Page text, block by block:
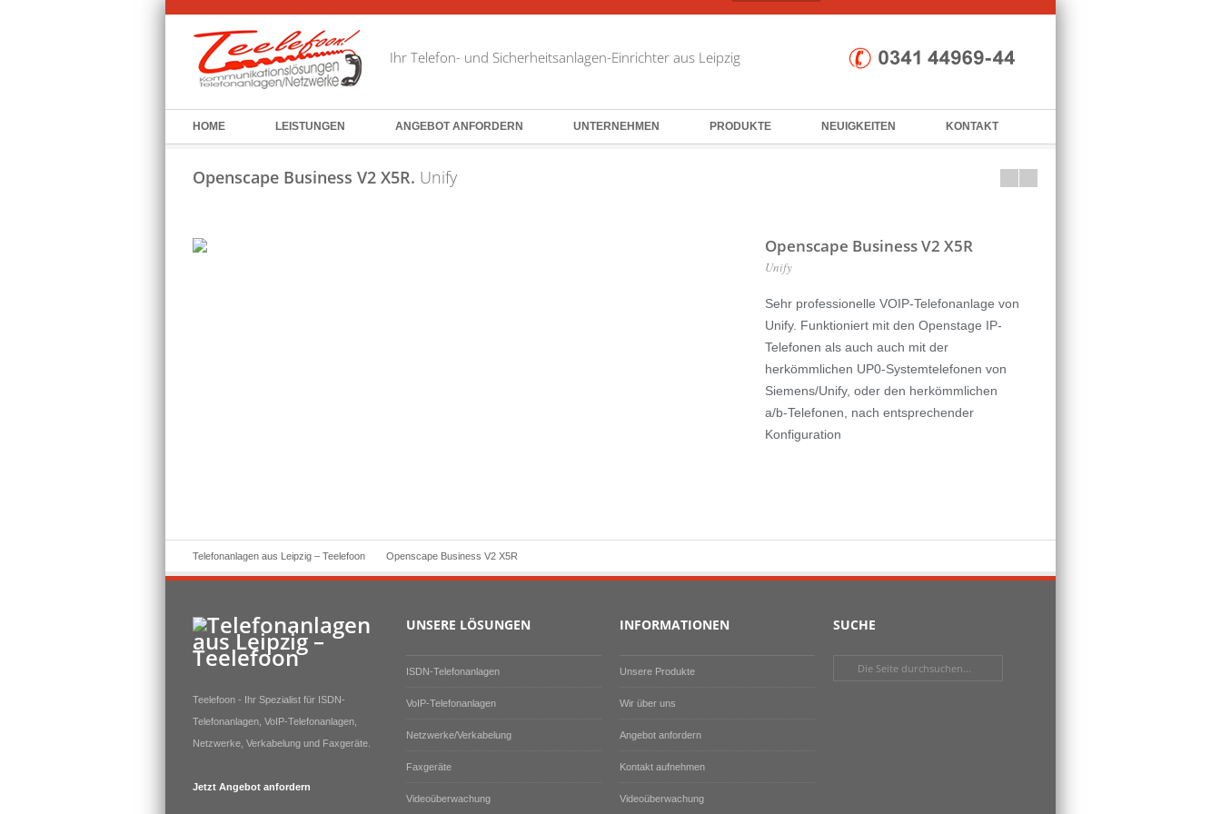
Ihr Telefon- und Sicherheitsanlagen-Einrichter aus Leipzig
HOME LEISTUNGEN ANGEBOT ANFORDERN UNTERNEHMEN PRODUKTE NEUIGKEITEN KONTAKT
Openscape Business V2 X5R. Unify
Openscape Business V2 X5R
Unify
Sehr professionelle VOIP-Telefonanlage von
Unify. Funktioniert mit den Openstage IP-
Telefonen als auch auch mit der
herkömmlichen UP0-Systemtelefonen von
Siemens/Unify, oder den herkömmlichen
a/b-Telefonen, nach entsprechender
Konfiguration
Telefonanlagen aus Leipzig – Teelefoon Openscape Business V2 X5R
Teelefoon - Ihr Spezialist für ISDN-
Telefonanlagen, VoIP-Telefonanlagen,
Netzwerke, Verkabelung und Faxgeräte.
Jetzt Angebot anfordern
UNSERE LÖSUNGEN
ISDN-Telefonanlagen
VoIP-Telefonanlagen
Netzwerke/Verkabelung
Faxgeräte
Videoüberwachung
INFORMATIONEN
Unsere Produkte
Wir über uns
Angebot anfordern
Kontakt aufnehmen
Videoüberwachung
SUCHE